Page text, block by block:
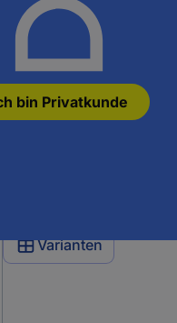
bin Privatkunde
Varianten